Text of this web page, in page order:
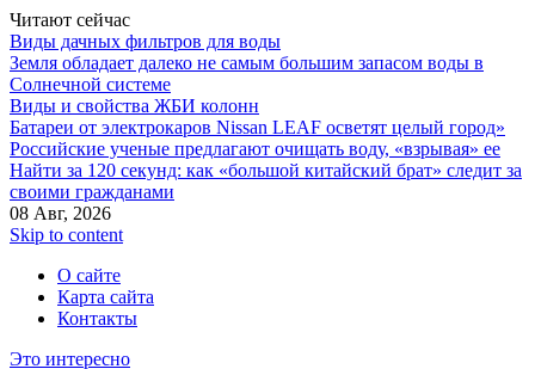
Читают сейчас
Виды дачных фильтров для воды
Земля обладает далеко не самым большим запасом воды в
Солнечной системе
Виды и свойства ЖБИ колонн
Батареи от электрокаров Nissan LEAF осветят целый город»
Российские ученые предлагают очищать воду, «взрывая» ее
Найти за 120 секунд: как «большой китайский брат» следит за
своими гражданами
08 Авг, 2026
Skip to content
О сайте
Карта сайта
Контакты
Это интересно